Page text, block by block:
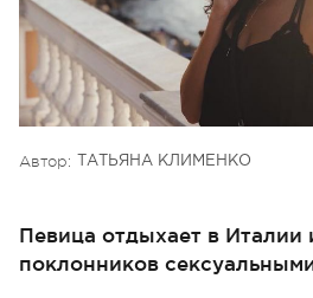
Автор: ТАТЬЯНА КЛИМЕНКО
Певица отдыхает в Италии
поклонников